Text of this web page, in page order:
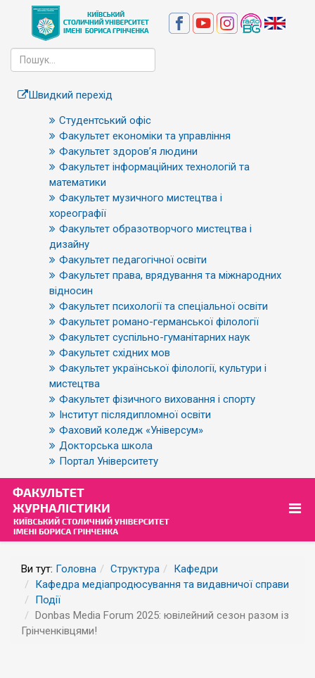
Швидкий перехід
Студентський офіс
Факультет економіки та управління
Факультет здоров’я людини
Факультет інформаційних технологій та
математики
Факультет музичного мистецтва і
хореографії
Факультет образотворчого мистецтва і
дизайну
Факультет педагогічної освіти
Факультет права, врядування та міжнародних
відносин
Факультет психології та спеціальної освіти
Факультет романо-германської філології
Факультет суспільно-гуманітарних наук
Факультет східних мов
Факультет української філології, культури і
мистецтва
Факультет фізичного виховання і спорту
Інститут післядипломної освіти
Фаховий коледж «Універсум»
Докторська школа
Портал Університету
Ви тут: Головна Структура
Кафедри
Кафедра медіапродюсування та видавничої справи
Події
Donbas Media Forum 2025: ювілейний сезон разом із
Грінченківцями!